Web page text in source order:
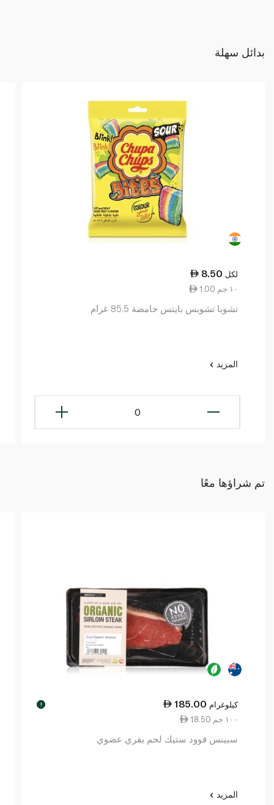
بدائل سهلة
8.50 لكل
1.00 ١٠ جم
تشوبا تشوبس بايتس حامضة 85.5 غرام
المزيد
0
تم شراؤها معًا
185.00 كيلوغرام !
18.50 ١٠٠ جم
سبينس فوود ستيك لحم بقري عضوي
المزيد